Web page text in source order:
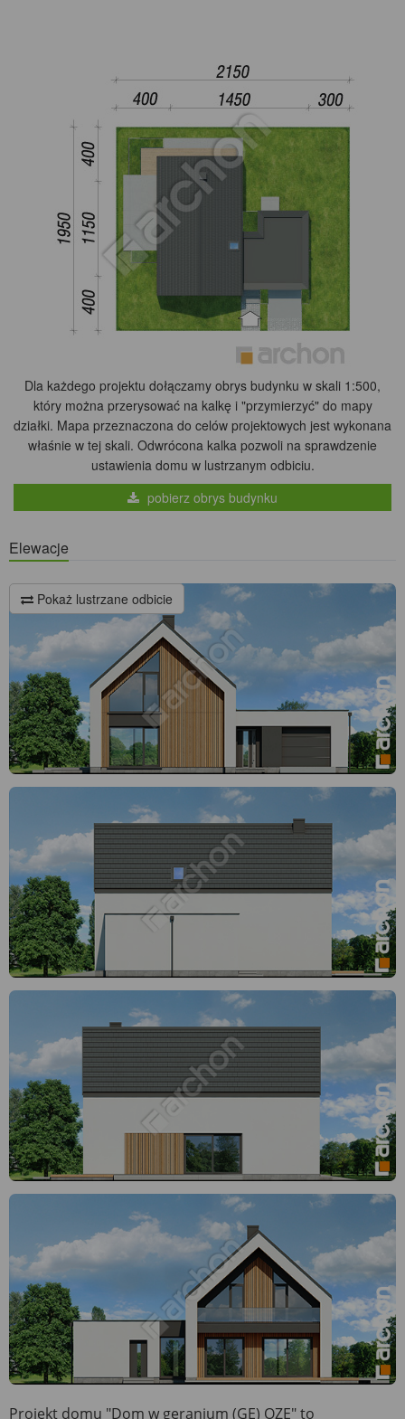
Dla każdego projektu dołączamy obrys budynku w skali 1:500,
który można przerysować na kalkę i "przymierzyć" do mapy
działki. Mapa przeznaczona do celów projektowych jest wykonana
właśnie w tej skali. Odwrócona kalka pozwoli na sprawdzenie
ustawienia domu w lustrzanym odbiciu.
pobierz obrys budynku
Elewacje
Pokaż lustrzane odbicie
Projekt domu "Dom w geranium (GE) OZE" to